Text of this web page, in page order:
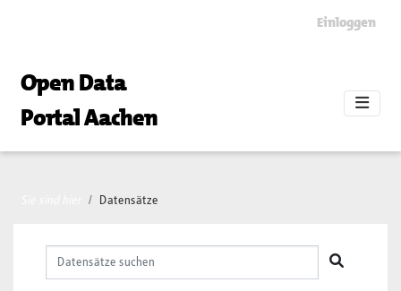
Einloggen
Open Data
Portal Aachen
Datensätze